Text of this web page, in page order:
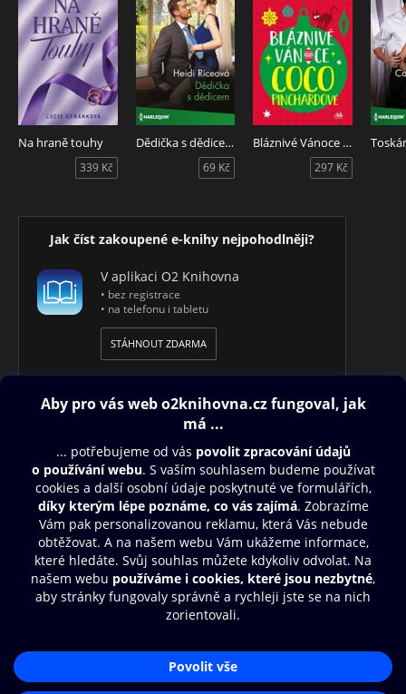
Na hraně touhy
339 Kč
Dědička s dědicem
69 Kč
Bláznivé Vánoce Coco Pinchardové
297 Kč
Jak číst zakoupené e-knihy nejpohodlněji?
V aplikaci O2 Knihovna
• bez registrace
• na telefonu i tabletu
STÁHNOUT ZDARMA
Obsah ke stažení
Moje O2 Knihovna
Další zábava
© O2 Czech Republic a.s.
Zásady zpracování osobních údajůAplikace O2 Knihovna